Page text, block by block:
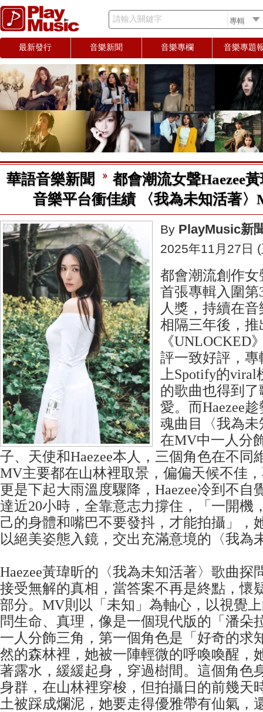
請輸入關鍵字
最新發行 音樂新聞 音樂專欄 音樂專題
華語音樂新聞
都會潮流女聲Haezee
音樂平台衝佳績 〈我為未知活著
By PlayMusic新
2025年11月27日
都會潮流創作女
首張專輯入圍
人獎，持續在
相隔三年後，
《UNLOCKED
評一致好評，
上Spotify的viral
的歌曲也得到
愛。而Haezee
魂曲目〈我為
在MV中一人分
子、天使和Haezee本人，三個角色在不同
MV主要都在山林裡取景，偏偏天候不佳
更是下起大雨溫度驟降，Haezee冷到不自
達近20小時，全靠意志力撐住，「一開機
己的身體和嘴巴不要發抖，才能拍攝」，
以絕美姿態入鏡，交出充滿意境的〈我為
Haezee黃瑋昕的〈我為未知活著〉歌曲探
接受無解的真相，當答案不再是終點，懷
部分。MV則以「未知」為軸心，以視覺
問生命、真理，像是一個現代版的「潘朵
一人分飾三角，第一個角色是「好奇的求
然的森林裡，她被一陣輕微的呼喚喚醒，
著露水，緩緩起身，穿過樹間。這個角色
身群，在山林裡穿梭，但拍攝日的前幾天
土被踩成爛泥，她要走得優雅帶有仙氣，